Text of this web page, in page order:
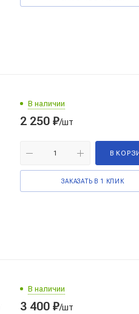
В наличии
2 250 ₽/шт
В
ЗАКАЗАТЬ В 1 КЛИК
В наличии
3 400 ₽/шт